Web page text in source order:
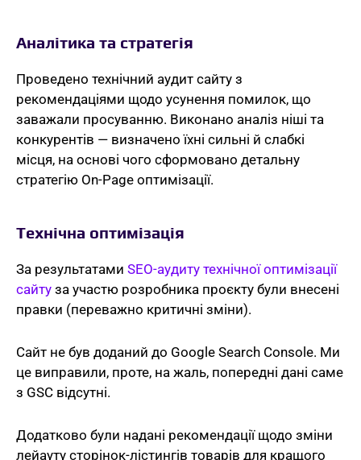
Аналітика та стратегія
Проведено технічний аудит сайту з
рекомендаціями щодо усунення помилок, що
заважали просуванню. Виконано аналіз ніші та
конкурентів — визначено їхні сильні й слабкі
місця, на основі чого сформовано детальну
стратегію On-Page оптимізації.
Технічна оптимізація
За результатами SEO-аудиту технічної оптимізації
сайту за участю розробника проєкту були внесені
правки (переважно критичні зміни).
Сайт не був доданий до Google Search Console. Ми
це виправили, проте, на жаль, попередні дані саме
з GSC відсутні.
Додатково були надані рекомендації щодо зміни
лейауту сторінок-лістингів товарів для кращого